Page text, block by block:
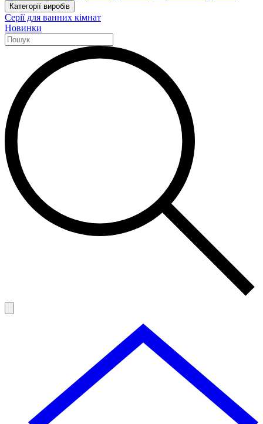
Категорії виробів
Серії для ванних кімнат
Новинки